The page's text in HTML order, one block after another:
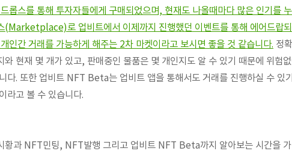
롭스를 통해 투자자들에게 구매되었으며, 현재도 나올때마다 많은 인기를
(Marketplace)로 업비트에서 이제까지 진행했던 이벤트를 통해 에어드랍
인간 거래를 가능하게 해주는 2차 마켓이라고 보시면 좋을 것 같습니다. 정
와 현재 몇 개가 있고, 판매중인 물품은 몇 개인지도 알 수 있기 때문에 위험
다. 또한 업비트 NFT Beta는 업비트 앱을 통해서도 거래를 진행하실 수 있
라고 볼 수 있습니다.
황과 NFT민팅, NFT발행 그리고 업비트 NFT Beta까지 알아보는 시간을 가